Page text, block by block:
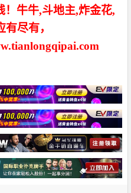
！牛牛,斗地主,炸金花,
尽有，